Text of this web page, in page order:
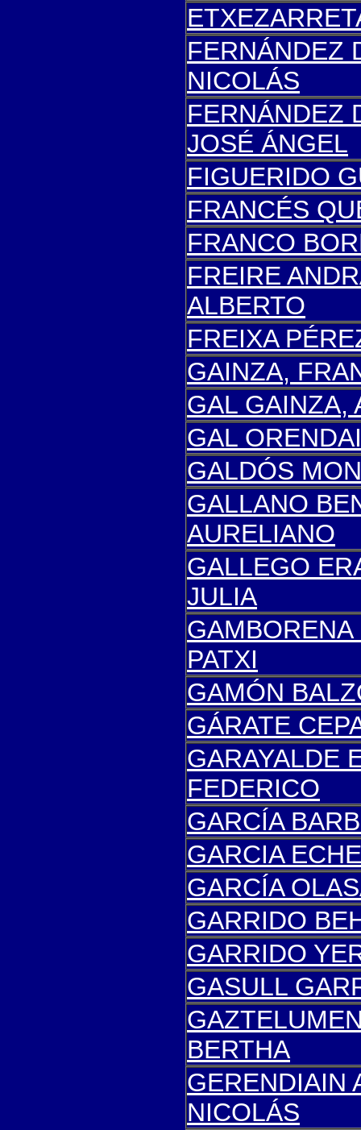
ETXE
FERNÁNDEZ
NICOLÁS
FERNÁNDEZ
JOSÉ ÁNGEL
FIGUERIDO
FRANCÉS
FRANCO
FREIRE
ALBERTO
FREIXA
GAINZA,
GAL GAINZA,
GAL
GALDÓS
GALLANO
AURELIANO
GALLEGO
JULIA
PATXI
GAMÓN
GÁRATE
GARAYALDE
FEDERICO
GARCÍA
GARCIA
GARCÍA
GARRIDO
GARRIDO
GASULL
BERTHA
GERENDIAIN
NICOLÁS